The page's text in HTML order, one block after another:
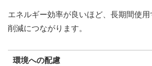
エネルギー効率が良いほど、長期間使用
削減につながります。
環境への配慮